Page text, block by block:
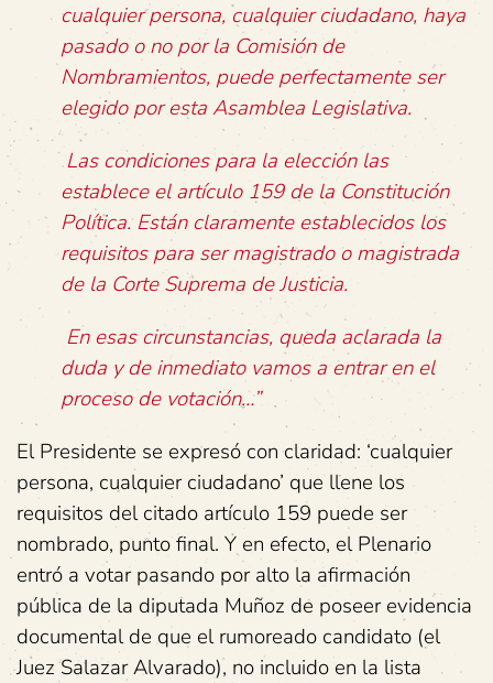
cualquier persona, cualquier ciudadano, haya
pasado o no por la Comisión de
Nombramientos, puede perfectamente ser
elegido por esta Asamblea Legislativa.
Las condiciones para la elección las
establece el artículo 159 de la Constitución
Política. Están claramente establecidos los
requisitos para ser magistrado o magistrada
de la Corte Suprema de Justicia.
En esas circunstancias, queda aclarada la
duda y de inmediato vamos a entrar en el
proceso de votación…”
El Presidente se expresó con claridad: ‘cualquier
persona, cualquier ciudadano’ que llene los
requisitos del citado artículo 159 puede ser
nombrado, punto final. Y en efecto, el Plenario
entró a votar pasando por alto la afirmación
pública de la diputada Muñoz de poseer evidencia
documental de que el rumoreado candidato (el
Juez Salazar Alvarado), no incluido en la lista